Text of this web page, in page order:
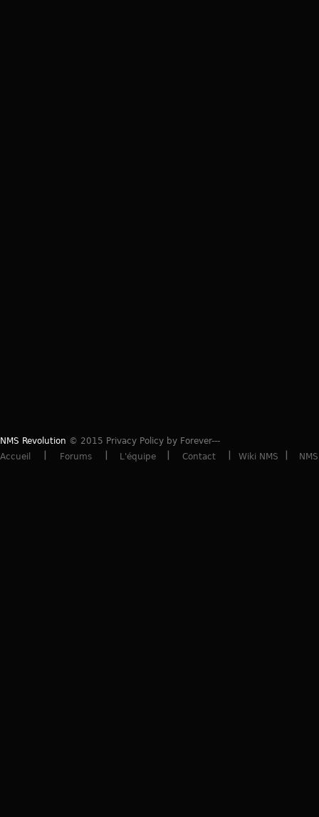
NMS Revolution © 2015 Privacy Policy by Forever---
Accueil
Forums L'équipe Contact Wiki NMS